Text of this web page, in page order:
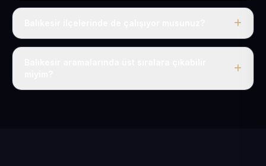
Balıkesir dahil Türkiye’nin her yerinde geçerli yıllık tek
Elbette; Balıkesir iline bağlı bütün ilçelere uzaktan ve